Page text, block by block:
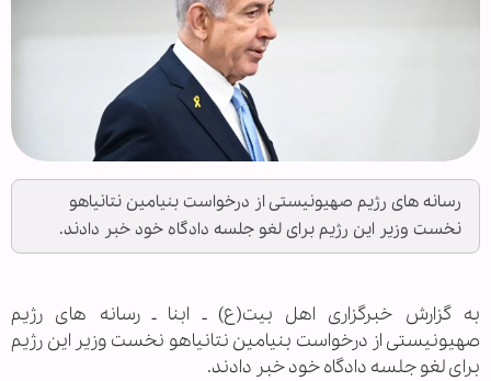
رسانه های رژیم صهیونیستی از درخواست بنیامین نتانیاهو
نخست وزیر این رژیم برای لغو جلسه دادگاه خود خبر دادند.
به گزارش خبرگزاری اهل بیت(ع) ـ ابنا ـ رسانه های رژیم
صهیونیستی از درخواست بنیامین نتانیاهو نخست وزیر این رژیم
برای لغو جلسه دادگاه خود خبر دادند.